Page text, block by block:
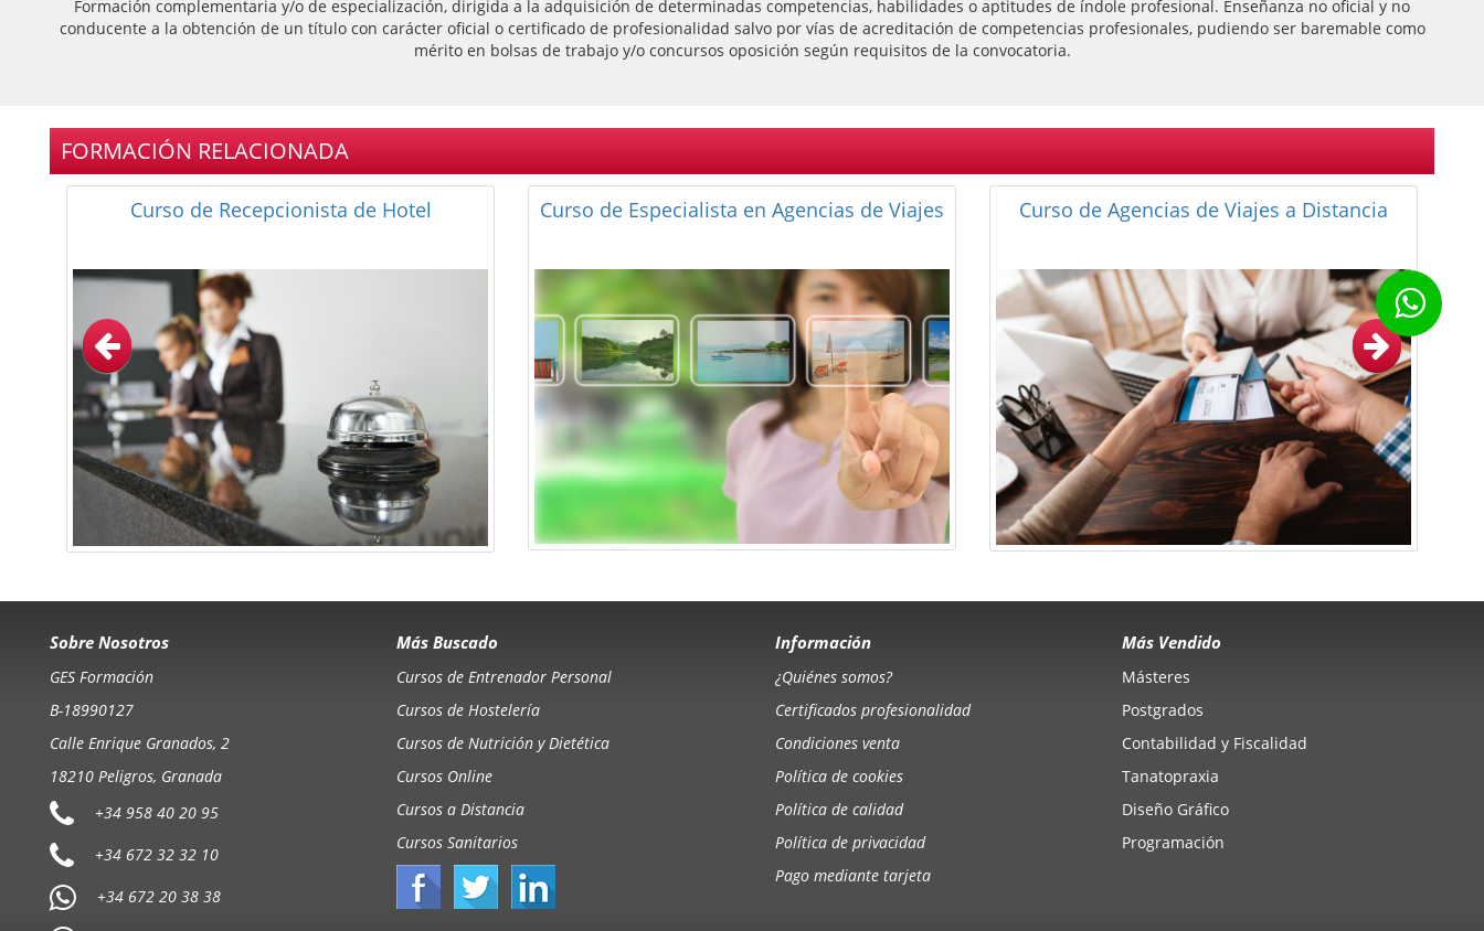
Formación complementaria y/o de especialización, dirigida a la adquisición de determinadas competencias, habilidades o aptitudes de índole profesional. Enseñanza no oficial y no
conducente a la obtención de un título con carácter oficial o certificado de profesionalidad salvo por vías de acreditación de competencias profesionales, pudiendo ser baremable como
mérito en bolsas de trabajo y/o concursos oposición según requisitos de la convocatoria.
FORMACIÓN RELACIONADA
Curso de Camarera de Pisos Online Curso de Especialista en Dirección y
Gestión de Alojamientos Turísticos Rurales
Curso de Camarera de Pisos
Sobre Nosotros
GES Formación
B-18990127
Calle Enrique Granados, 2
18210 Peligros, Granada
+34 958 40 20 95
+34 672 32 32 10
Más Buscado
Cursos de Entrenador Personal
Cursos de Hostelería
Cursos de Nutrición y Dietética
Cursos Online
Cursos a Distancia
Cursos Sanitarios
Información
¿Quiénes somos?
Certificados profesionalidad
Condiciones venta
Política de cookies
Política de calidad
Política de privacidad
Más Vendido
Másteres
Postgrados
Contabilidad y Fiscalidad
Tanatopraxia
Diseño Gráfico